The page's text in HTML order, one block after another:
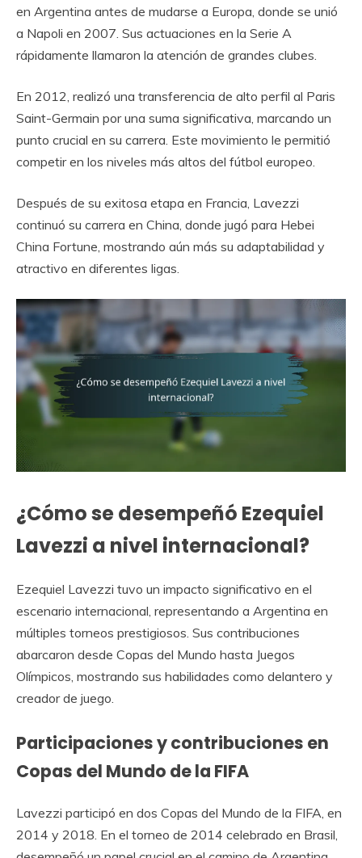
en Argentina antes de mudarse a Europa, donde se unió
a Napoli en 2007. Sus actuaciones en la Serie A
rápidamente llamaron la atención de grandes clubes.
En 2012, realizó una transferencia de alto perfil al Paris
Saint-Germain por una suma significativa, marcando un
punto crucial en su carrera. Este movimiento le permitió
competir en los niveles más altos del fútbol europeo.
Después de su exitosa etapa en Francia, Lavezzi
continuó su carrera en China, donde jugó para Hebei
China Fortune, mostrando aún más su adaptabilidad y
atractivo en diferentes ligas.
¿Cómo se desempeñó Ezequiel
Lavezzi a nivel internacional?
Ezequiel Lavezzi tuvo un impacto significativo en el
escenario internacional, representando a Argentina en
múltiples torneos prestigiosos. Sus contribuciones
abarcaron desde Copas del Mundo hasta Juegos
Olímpicos, mostrando sus habilidades como delantero y
creador de juego.
Participaciones y contribuciones en
Copas del Mundo de la FIFA
Lavezzi participó en dos Copas del Mundo de la FIFA, en
2014 y 2018. En el torneo de 2014 celebrado en Brasil,